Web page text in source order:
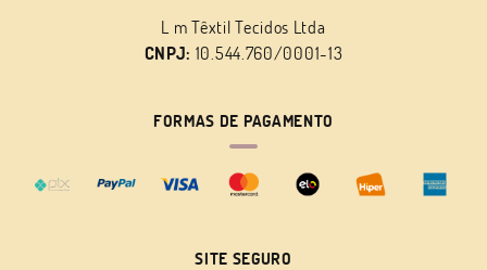
L m Têxtil Tecidos Ltda
CNPJ: 10.544.760/0001-13
FORMAS DE PAGAMENTO
SITE SEGURO